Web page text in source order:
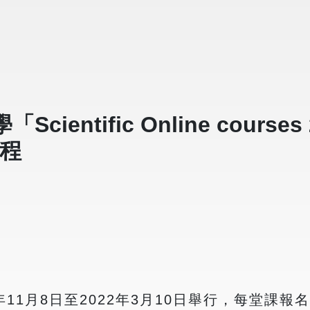
「Scientific Online
11月8日至2022年3月10日舉行，每堂課報